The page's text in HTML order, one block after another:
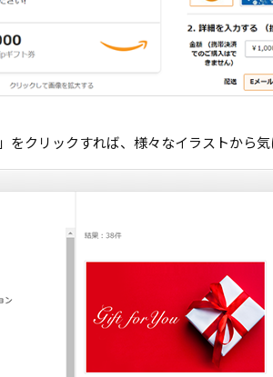
」をクリックすれば、様々なイラストから気